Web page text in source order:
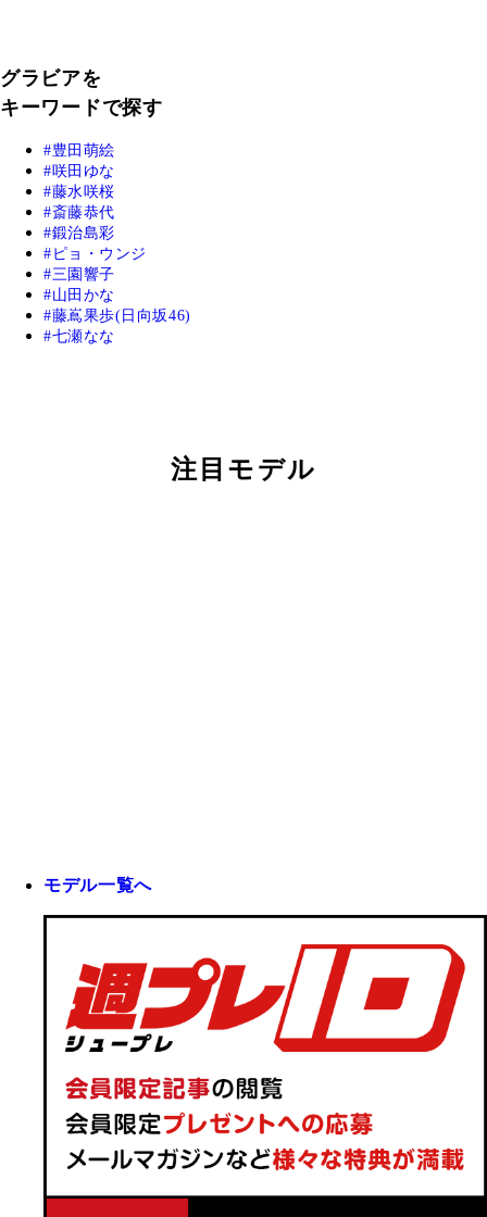
グラビアを
キーワードで探す
豊田萌絵
咲田ゆな
藤水咲桜
斎藤恭代
鍛治島彩
ピョ・ウンジ
三園響子
山田かな
藤嶌果歩(日向坂46)
七瀬なな
注目モデル
モデル一覧へ